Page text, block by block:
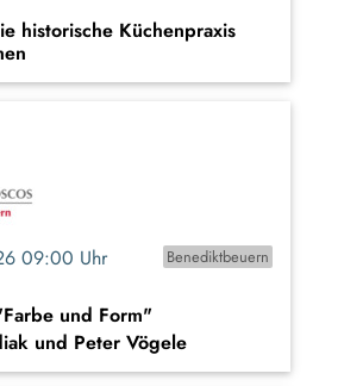
historische Küchenpraxis
09:00 Uhr
Benediktbeuern
und Form"
und Peter Vögele